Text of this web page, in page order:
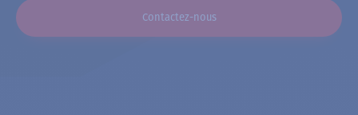
Contactez-nous